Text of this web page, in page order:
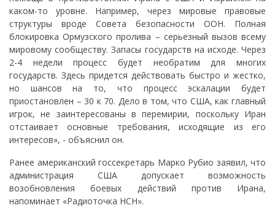
каком-то уровне. Например, через мировые правовые
структуры вроде Совета безопасности ООН. Полная
блокировка Ормузского пролива – серьезный вызов всему
мировому сообществу. Запасы государств на исходе. Через
2-4 недели процесс будет необратим для многих
государств. Здесь придется действовать быстро и жестко,
но шансов на то, что процесс эскалации будет
приостановлен – 30 к 70. Дело в том, что США, как главный
игрок, не заинтересованы в перемирии, поскольку Иран
отстаивает основные требования, исходящие из его
интересов», - объяснил он.
Ранее американский госсекретарь Марко Рубио заявил, что
администрация США допускает возможность
возобновления боевых действий против Ирана,
напоминает «Радиоточка НСН».